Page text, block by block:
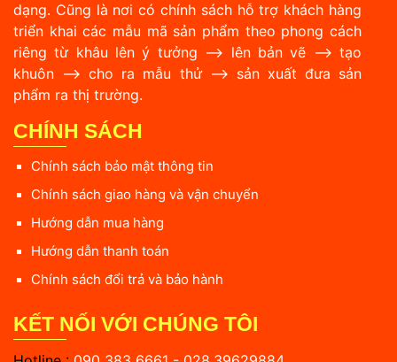
dạng. Cũng là nơi có chính sách hỗ trợ khách hàng
triển khai các mẫu mã sản phẩm theo phong cách
riêng từ khâu lên ý tưởng --> lên bản vẽ --> tạo
khuôn --> cho ra mẫu thử --> sản xuất đưa sản
phẩm ra thị trường.
CHÍNH SÁCH
Chính sách bảo mật thông tin
Chính sách giao hàng và vận chuyển
Hướng dẫn mua hàng
Hướng dẫn thanh toán
Chính sách đổi trả và bảo hành
KẾT NỐI VỚI CHÚNG TÔI